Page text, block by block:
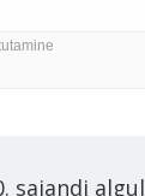
sajandi algul